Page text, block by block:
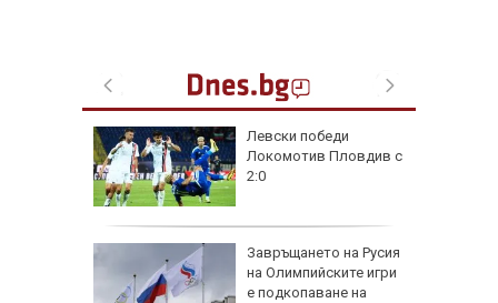
Левски победи
Локомотив Пловдив с
2:0
Завръщането на Русия
на Олимпийските игри
е подкопаване на